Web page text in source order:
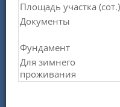
Площадь участка (сот.)
Документы
Фундамент
Для зимнего
проживания